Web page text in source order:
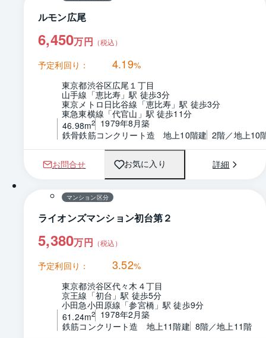
ルモン広尾
6,450万円 （税込）
予定利回り： 4.19%
東京都渋谷区広尾１丁目
山手線「恵比寿」駅 徒歩3分
東京メトロ日比谷線「恵比寿」駅 徒歩3分
東急東横線「代官山」駅 徒歩11分
46.98m2
1979年8月築
鉄骨鉄筋コンクリート造　地上10階建 2階／地上10
お問合せ お気に入り 詳細
1 / 0 間取り
マンション区分
ライオンズマンション初台第２
5,380万円 （税込）
予定利回り： 3.52%
東京都渋谷区代々木４丁目
京王線「初台」駅 徒歩5分
小田急小田原線「参宮橋」駅 徒歩9分
61.24m2
1978年2月築
鉄筋コンクリート造　地上11階建 8階／地上11階